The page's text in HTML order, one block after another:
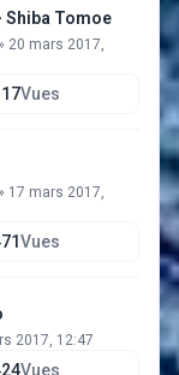
Shiba Tomoe
» 20 mars 2017,
Vues
» 17 mars 2017,
Vues
2017, 12:47
Vues